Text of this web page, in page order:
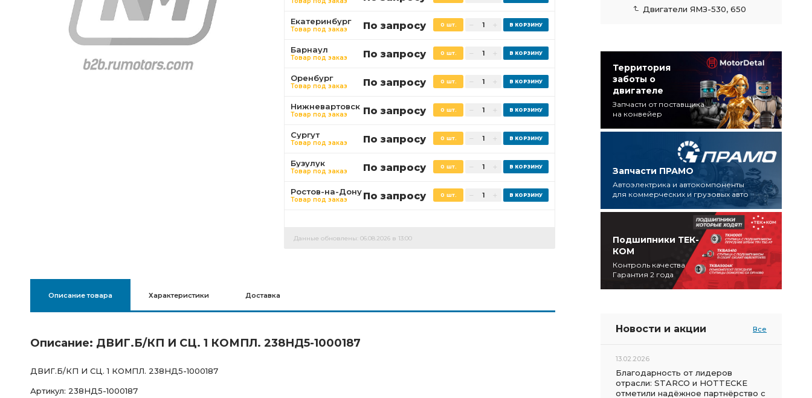
Екатеринбург
Товар под заказ По запросу 0 шт.
Барнаул
Товар под заказ По запросу 0 шт.
Оренбург
Товар под заказ По запросу 0 шт.
Нижневартовск
Товар под заказ По запросу 0 шт.
Сургут
Товар под заказ По запросу 0 шт.
Бузулук
Товар под заказ По запросу 0 шт.
Ростов-на-Дону
Товар под заказ По запросу 0 шт.
Данные обновлены: 06.08.2026 в 13:00
Описание товара Характеристики Доставка
Описание: ДВИГ.Б/КП И СЦ. 1 КОМПЛ. 238НД5-1000187
ДВИГ.Б/КП И СЦ. 1 КОМПЛ. 238НД5-1000187
Артикул: 238НД5-1000187
Двигатели ЯМЗ-530, 650
Территория
заботы о
двигателе
Запчасти от поставщика
на конвейер
Запчасти ПРАМО
Автоэлектрика и автокомпоненты
для коммерческих и грузовых авто
Подшипники ТЕК-
КОМ
Контроль качества
Гарантия 2 года
Новости и акции Все
13.02.2026
Благодарность от лидеров
отрасли: STARCO и HOTTECKE
отметили надёжное партнёрство с